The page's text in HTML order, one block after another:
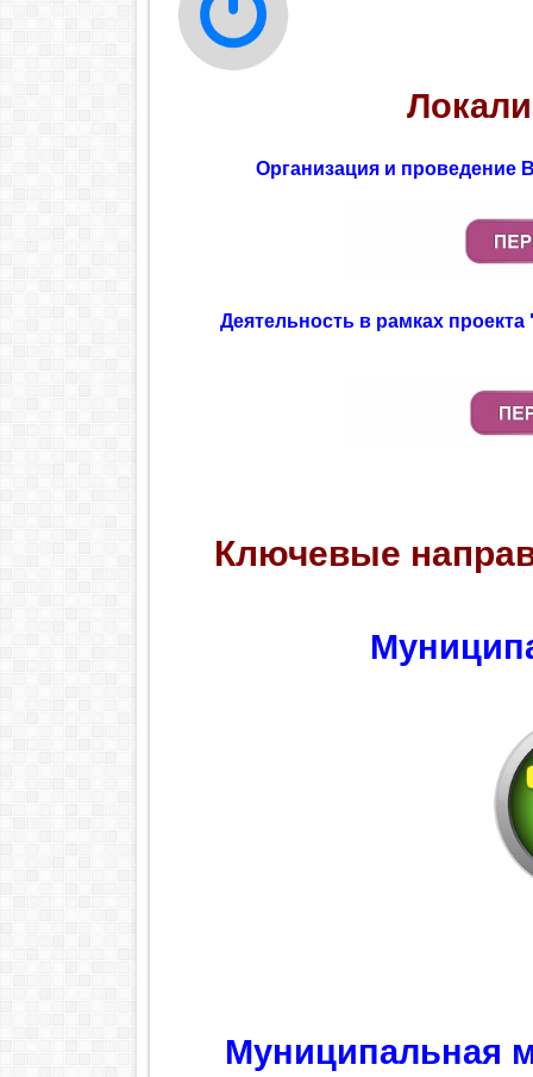
Организация и проведение
Деятельность в рамках
Ключевые
Муниципальная